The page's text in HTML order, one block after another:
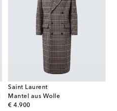
Saint Laurent
Mantel aus Wolle
€ 4.900
original price